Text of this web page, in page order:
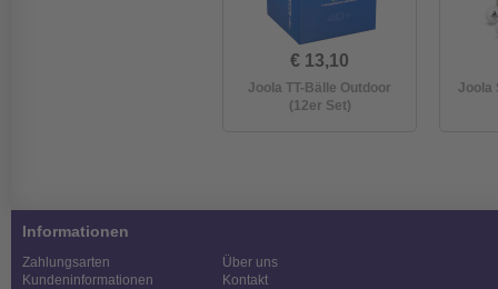
€ 13,10
Joola TT-Bälle Outdoor
(12er Set)
Joola
Informationen
Zahlungsarten
Kundeninformationen
Über uns
Kontakt